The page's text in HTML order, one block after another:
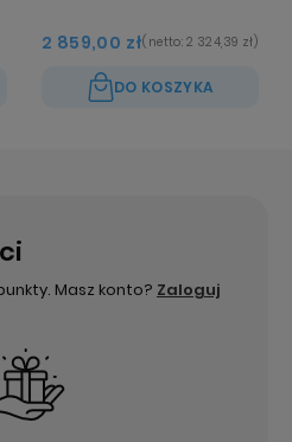
2 859,00 zł(netto: 2 324,39 zł)
DO KOSZYKA
Masz konto? Zaloguj